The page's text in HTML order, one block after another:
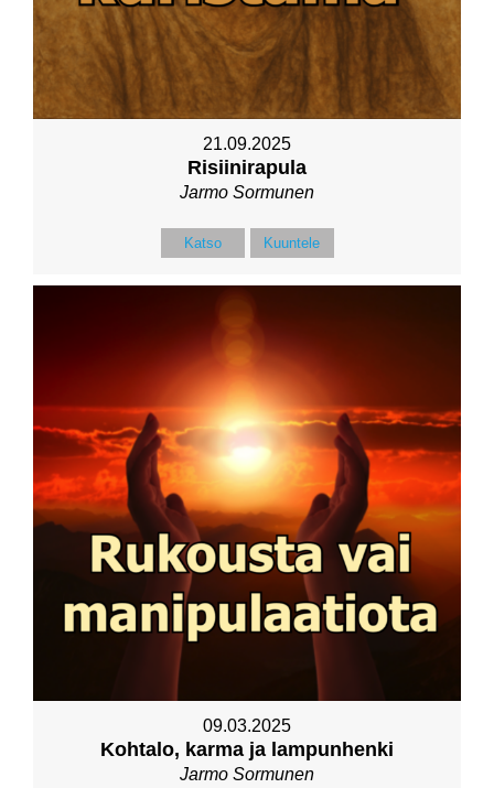
21.09.2025
Risiinirapula
Jarmo Sormunen
Katso Kuuntele
09.03.2025
Kohtalo, karma ja lampunhenki
Jarmo Sormunen